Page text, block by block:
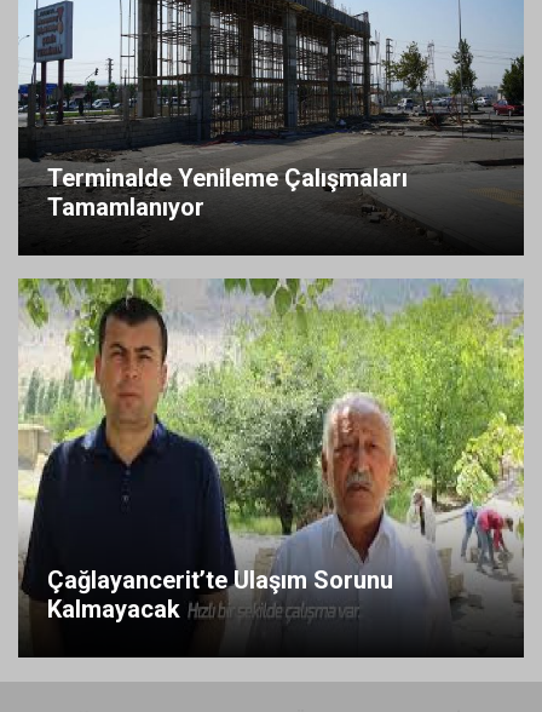
Terminalde Yenileme Çalışmaları
Tamamlanıyor
Çağlayancerit’te Ulaşım Sorunu
Kalmayacak